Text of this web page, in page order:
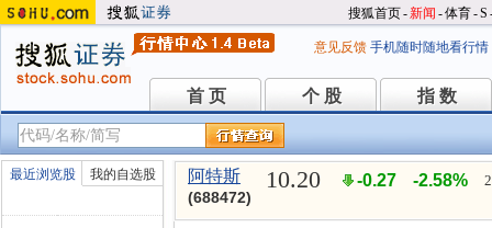
搜狐首页-新闻 -体育-S
意见反馈 手机随时随地看行情
首 页
首 页 个 股
个 股 指 数
指 数
最近浏览股 我的自选股 阿特斯
(688472)
10.20 -0.27 -2.58%